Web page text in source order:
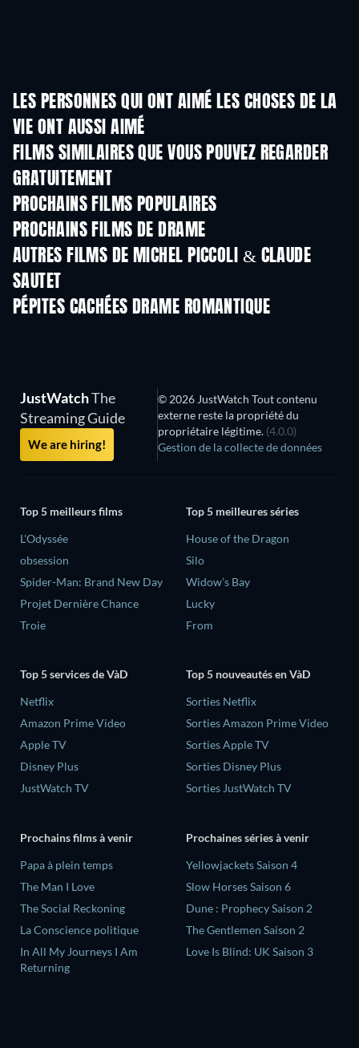
LES PERSONNES QUI ONT AIMÉ LES CHOSES DE LA
VIE ONT AUSSI AIMÉ
FILMS SIMILAIRES QUE VOUS POUVEZ REGARDER
GRATUITEMENT
PROCHAINS FILMS POPULAIRES
PROCHAINS FILMS DE DRAME
AUTRES FILMS DE MICHEL PICCOLI & CLAUDE
SAUTET
PÉPITES CACHÉES DRAME ROMANTIQUE
JustWatchThe
Streaming Guide
We are hiring!
© 2026 JustWatch Tout contenu
externe reste la propriété du
propriétaire légitime. (4.0.0)
Gestion de la collecte de données
Top 5 meilleurs films
L'Odyssée
obsession
Spider-Man: Brand New Day
Projet Dernière Chance
Troie
Top 5 meilleures séries
House of the Dragon
Silo
Widow’s Bay
Lucky
From
Top 5 services de VàD
Netflix
Amazon Prime Video
Apple TV
Disney Plus
JustWatch TV
Top 5 nouveautés en VàD
Sorties Netflix
Sorties Amazon Prime Video
Sorties Apple TV
Sorties Disney Plus
Sorties JustWatch TV
Prochains films à venir
‎Papa à plein temps
The Man I Love
The Social Reckoning
La Conscience politique
In All My Journeys I Am
Returning
Prochaines séries à venir
Yellowjackets Saison 4
Slow Horses Saison 6
Dune : Prophecy Saison 2
The Gentlemen Saison 2
Love Is Blind: UK Saison 3